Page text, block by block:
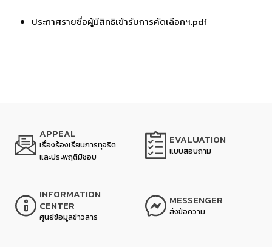
ประกาศรายชื่อผู้มีสิทธิเข้ารับการคัดเลือกฯ.pdf
APPEAL
เรื่องร้องเรียนการทุจริต
และประพฤติมิชอบ
EVALUATION
แบบสอบถาม
INFORMATION
CENTER
ศูนย์ข้อมูลข่าวสาร
MESSENGER
ส่งข้อความ